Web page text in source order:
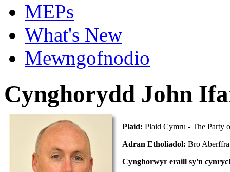
MEPs
What's New
Mewngofnodio
Cynghorydd John
Plaid: Plaid Cymru - The Party
Adran Etholiadol: Bro
Cynghorwyr eraill sy'n